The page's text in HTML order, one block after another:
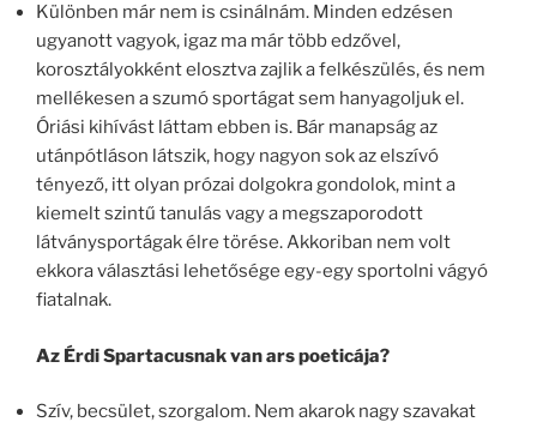
Különben már nem is csinálnám. Minden edzésen
ugyanott vagyok, igaz ma már több edzővel,
korosztályokként elosztva zajlik a felkészülés, és nem
mellékesen a szumó sportágat sem hanyagoljuk el.
Óriási kihívást láttam ebben is. Bár manapság az
utánpótláson látszik, hogy nagyon sok az elszívó
tényező, itt olyan prózai dolgokra gondolok, mint a
kiemelt szintű tanulás vagy a megszaporodott
látványsportágak élre törése. Akkoriban nem volt
ekkora választási lehetősége egy-egy sportolni vágyó
fiatalnak.
Az Érdi Spartacusnak van ars poeticája?
Szív, becsület, szorgalom. Nem akarok nagy szavakat